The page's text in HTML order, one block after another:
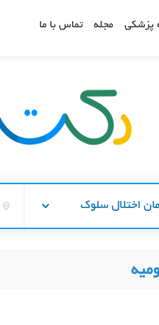
پزشکی مجله تماس با ما
اختلال سلوک